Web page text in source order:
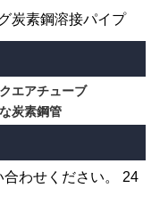
炭素鋼溶接パイプ
エアチューブ
炭素鋼管
合わせください。 24